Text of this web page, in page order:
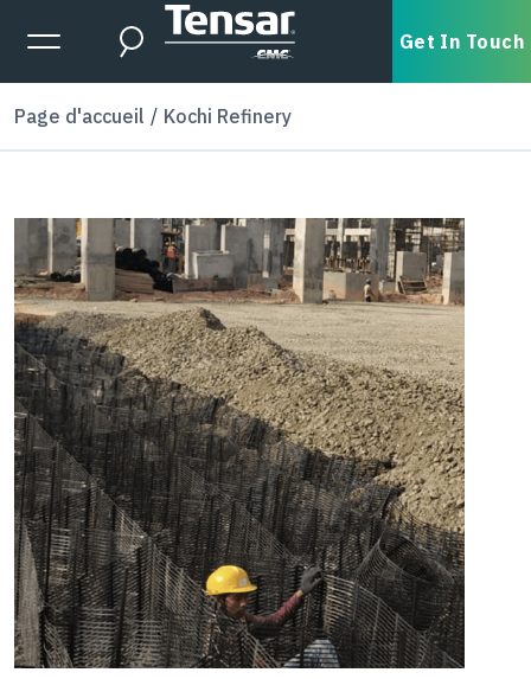
Skip to main content
Expanded Menu Toggle
Search Get In Touch
Page d'accueil Kochi Refinery